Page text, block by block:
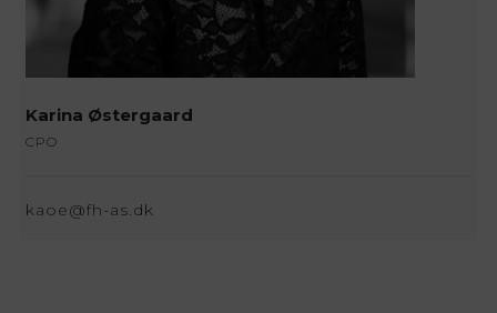
Karina Østergaard
CPO
kaoe@fh-as.dk